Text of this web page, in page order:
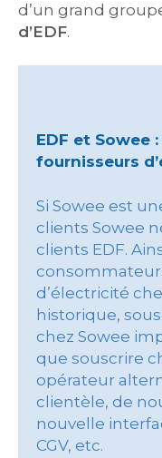
d’un grand
d’EDF.
EDF et Sowee
fournisseurs
Si Sowee est
clients Sowee
clients EDF.
d’électricité
historique,
chez Sowee
que souscrire
opérateur
clientèle, de
nouvelle
CGV, etc.